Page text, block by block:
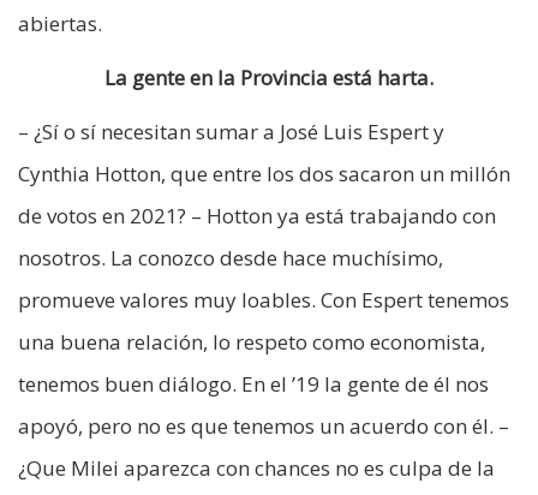
abiertas.
La gente en la Provincia está harta.
– ¿Sí o sí necesitan sumar a José Luis Espert y
Cynthia Hotton, que entre los dos sacaron un millón
de votos en 2021? – Hotton ya está trabajando con
nosotros. La conozco desde hace muchísimo,
promueve valores muy loables. Con Espert tenemos
una buena relación, lo respeto como economista,
tenemos buen diálogo. En el ’19 la gente de él nos
apoyó, pero no es que tenemos un acuerdo con él. –
¿Que Milei aparezca con chances no es culpa de la